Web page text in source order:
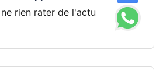
rien rater de l'actu